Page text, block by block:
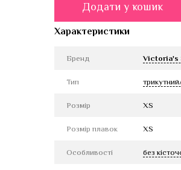
Додати у кошик
Характеристики
Бренд Victoria's
Тип
Розмір XS
Розмір плавок XS
Особливості без